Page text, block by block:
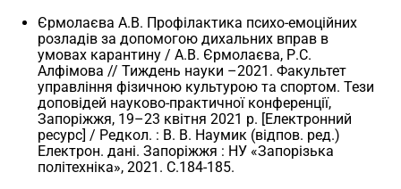
Єрмолаєва А.В. Профілактика психо-емоційних
розладів за допомогою дихальних вправ в
умовах карантину / А.В. Єрмолаєва, Р.С.
Алфімова // Тиждень науки –2021. Факультет
управління фізичною культурою та спортом. Тези
доповідей науково-практичної конференції,
Запоріжжя, 19–23 квітня 2021 р. [Електронний
ресурс] / Редкол. : В. В. Наумик (відпов. ред.)
Електрон. дані. Запоріжжя : НУ «Запорізька
політехніка», 2021. С.184-185.